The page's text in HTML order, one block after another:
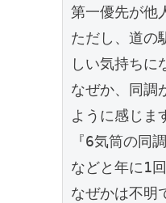
第一優先が他
ただし、道の
しい気持ちに
なぜか、同調
ように感じま
『6気筒の同
などと年に1
なぜかは不明